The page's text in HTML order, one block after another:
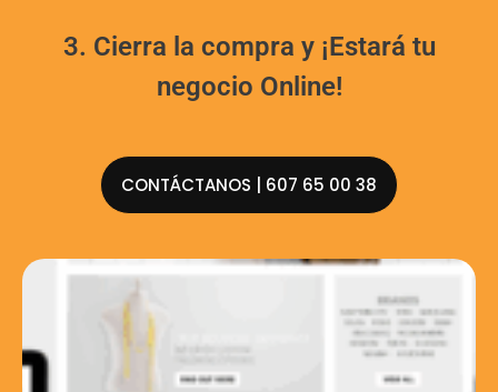
3. Cierra la compra y ¡Estará tu
negocio Online!
CONTÁCTANOS | 607 65 00 38